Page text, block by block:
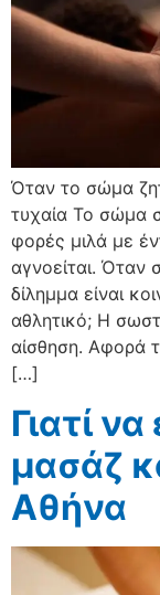
Όταν το σώμα
τυχαία Το σώμα
φορές μιλά με
αγνοείται. Όταν
δίλημμα είναι
αθλητικό; Η
αίσθηση. Αφορά
[…]
Γιατί
μασάζ
Αθήνα